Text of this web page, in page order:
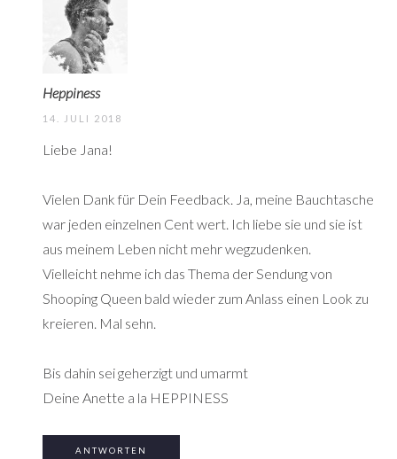
Heppiness
14. JULI 2018
Liebe Jana!
Vielen Dank für Dein Feedback. Ja, meine Bauchtasche
war jeden einzelnen Cent wert. Ich liebe sie und sie ist
aus meinem Leben nicht mehr wegzudenken.
Vielleicht nehme ich das Thema der Sendung von
Shooping Queen bald wieder zum Anlass einen Look zu
kreieren. Mal sehn.
Bis dahin sei geherzigt und umarmt
Deine Anette a la HEPPINESS
ANTWORTEN